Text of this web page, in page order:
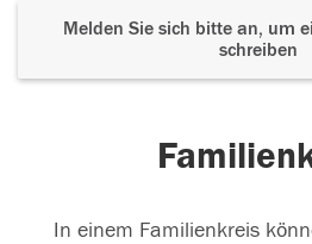
Melden Sie sich bitte an, um
schreiben
In einem Familienkreis